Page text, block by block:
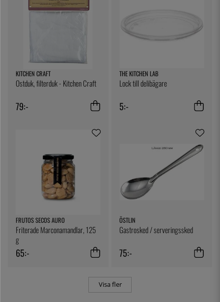
KITCHEN CRAFT
Ostduk, filterduk - Kitchen Craft
79:-
THE KITCHEN LAB
Lock till delibägare
5:-
FRUTOS SECOS AURO
Friterade Marconamandlar, 125
g
65:-
ÖSTLIN
Gastrosked / serveringssked
75:-
Visa fler